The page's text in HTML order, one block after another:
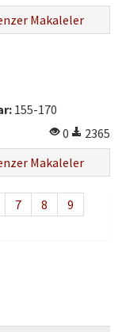
Makaleler
155-170
0
2365
Makaleler
7 8
9